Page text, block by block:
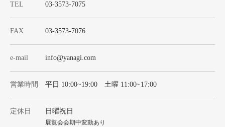
TEL 03-3573-7075
FAX 03-3573-7076
e-mail info@yanagi.com
営業時間 平日 10:00~19:00 土曜 11:00~17:00
定休日 日曜祝日
展覧会会期中変動あり